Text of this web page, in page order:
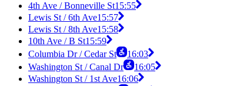
4th Ave / Bonneville St15:55
Lewis St / 6th Ave15:57
Lewis St / 8th Ave15:58
10th Ave / B St15:59
Columbia Dr / Cedar St
16:03
Washington St / Canal Dr
16:05
Washington St / 1st Ave16:06